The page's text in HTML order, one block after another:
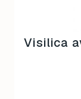
Visilica